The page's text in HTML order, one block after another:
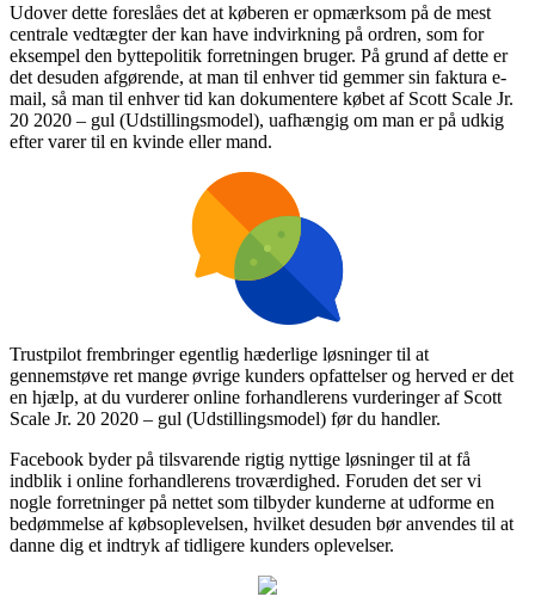
Udover dette foreslåes det at køberen er opmærksom på de mest
centrale vedtægter der kan have indvirkning på ordren, som for
eksempel den byttepolitik forretningen bruger. På grund af dette er
det desuden afgørende, at man til enhver tid gemmer sin faktura e-
mail, så man til enhver tid kan dokumentere købet af Scott Scale Jr.
20 2020 – gul (Udstillingsmodel), uafhængig om man er på udkig
efter varer til en kvinde eller mand.
Trustpilot frembringer egentlig hæderlige løsninger til at
gennemstøve ret mange øvrige kunders opfattelser og herved er det
en hjælp, at du vurderer online forhandlerens vurderinger af Scott
Scale Jr. 20 2020 – gul (Udstillingsmodel) før du handler.
Facebook byder på tilsvarende rigtig nyttige løsninger til at få
indblik i online forhandlerens troværdighed. Foruden det ser vi
nogle forretninger på nettet som tilbyder kunderne at udforme en
bedømmelse af købsoplevelsen, hvilket desuden bør anvendes til at
danne dig et indtryk af tidligere kunders oplevelser.